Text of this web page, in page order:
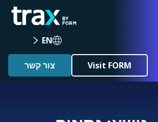
EN
Visit FORM צור קשר